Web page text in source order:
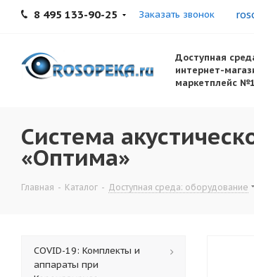
8 495 133-90-25 Заказать звонок
Доступная
интернет-
маркетплейс №1
Система
«Оптима»
Главная - Каталог - Доступная среда: оборудование
COVID-19: Комплекты и
аппараты при